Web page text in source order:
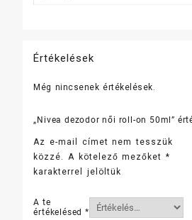
Értékelések
Még nincsenek értékelések.
„Nivea dezodor női roll-on 50ml”
Az e-mail címet nem tesszük
közzé.
A kötelező mezőket *
karakterrel jelöltük
A te
értékelésed*